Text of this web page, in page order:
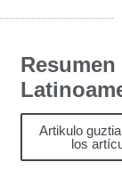
Resumen
Artikulo
los